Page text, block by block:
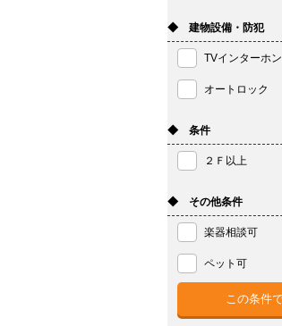
◆ 建物設備・防犯
TVインターホン
オートロック
◆ 条件
２Ｆ以上
◆ その他条件
楽器相談可
ペット可